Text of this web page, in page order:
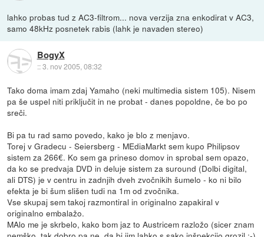
lahko probas tud z AC3-filtrom... nova verzija zna enkodirat v AC3,
samo 48kHz posnetek rabis (lahk je navaden stereo)
BogyX
::3. nov 2005, 08:32
Tako doma imam zdaj Yamaho (neki multimedia sistem 105). Nisem
pa še uspel niti priključit in ne probat - danes popoldne, če bo po
sreči.
Bi pa tu rad samo povedo, kako je blo z menjavo.
Torej v Gradecu - Seiersberg - MEdiaMarkt sem kupo Philipsov
sistem za 266€. Ko sem ga prineso domov in sprobal sem opazo,
da ko se predvaja DVD in deluje sistem za suround (Dolbi digital,
ali DTS) je v centru in zadnjih dveh zvočnikih šumelo - ko ni bilo
efekta je bi šum slišen tudi na 1m od zvočnika.
Vse skupaj sem takoj razmontiral in originalno zapakiral v
originalno embalažo.
MAlo me je skrbelo, kako bom jaz to Austricem razložo (sicer znam